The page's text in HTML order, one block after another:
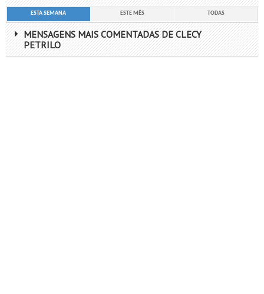
ESTA SEMANA ESTE MÊS TODAS
MENSAGENS MAIS COMENTADAS DE CLECY
PETRILO